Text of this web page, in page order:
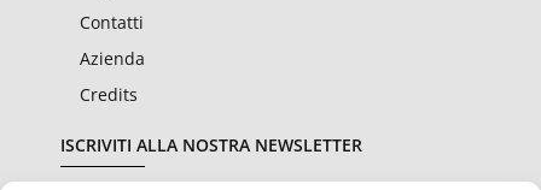
Contatti
Azienda
Credits
ISCRIVITI ALLA NOSTRA NEWSLETTER